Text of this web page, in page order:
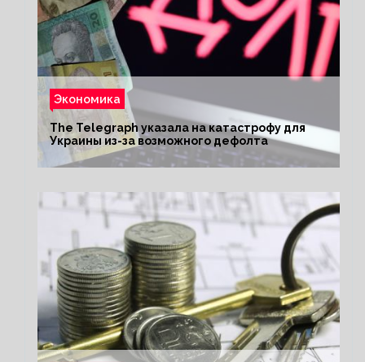
Экономика
The Telegraph указала на катастрофу для
Украины из-за возможного дефолта